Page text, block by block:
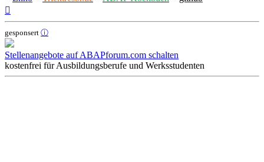
gesponsert ⓘ
Stellenangebote auf ABAPforum.com schalten
kostenfrei für Ausbildungsberufe und Werksstudenten